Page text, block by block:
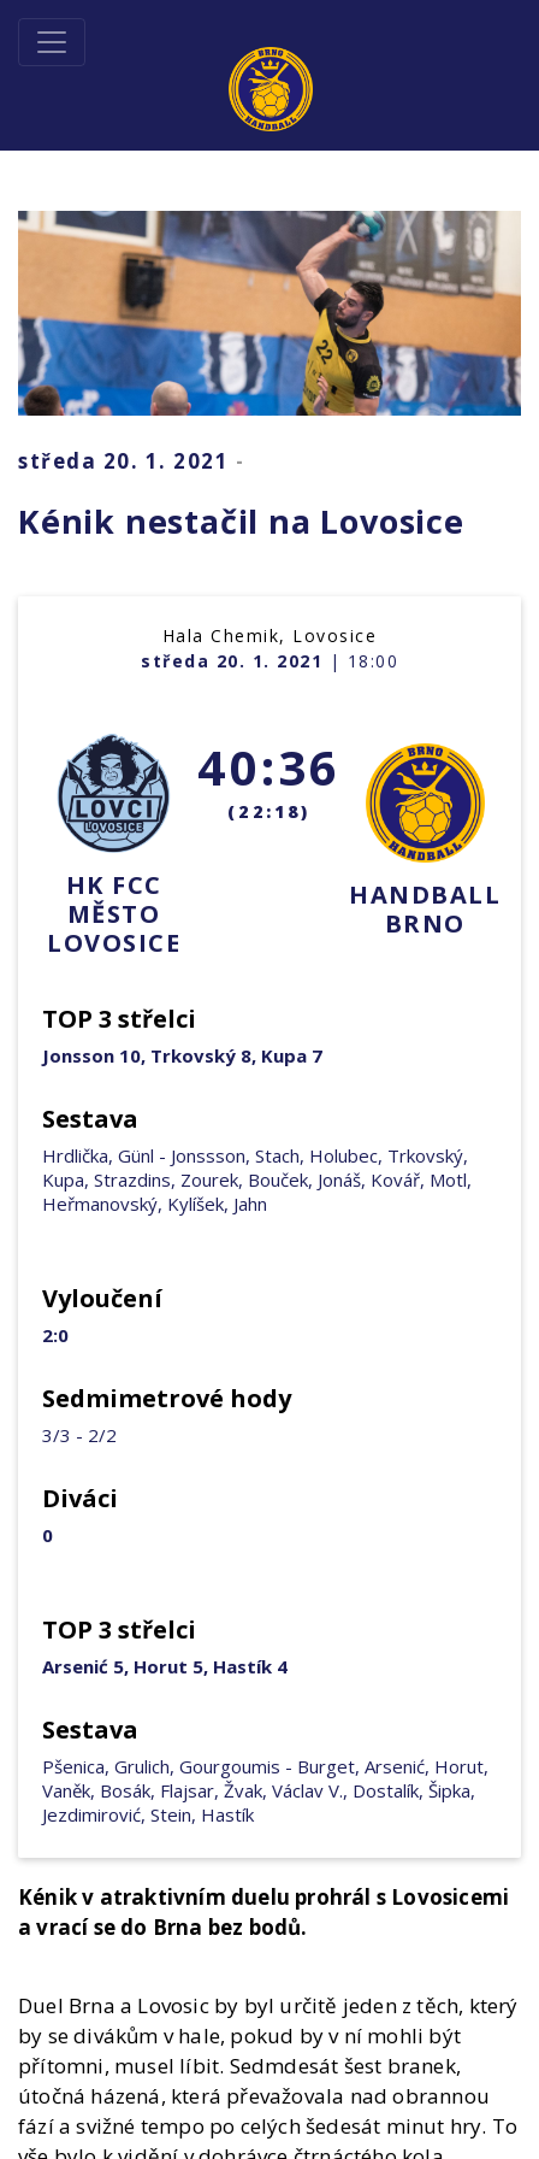
středa 20. 1. 2021 -
Kénik nestačil na Lovosice
Hala Chemik, Lovosice
středa 20. 1. 2021 | 18:00
HK FCC
MĚSTO
LOVOSICE
40:36
(22:18)
HANDBALL
BRNO
TOP 3 střelci
Jonsson 10, Trkovský 8, Kupa 7
Sestava
Hrdlička, Günl - Jonssson, Stach, Holubec, Trkovský,
Kupa, Strazdins, Zourek, Bouček, Jonáš, Kovář, Motl,
Heřmanovský, Kylíšek, Jahn
Vyloučení
2:0
Sedmimetrové hody
3/3 - 2/2
Diváci
0
TOP 3 střelci
Arsenić 5, Horut 5, Hastík 4
Sestava
Pšenica, Grulich, Gourgoumis - Burget, Arsenić, Horut,
Vaněk, Bosák, Flajsar, Žvak, Václav V., Dostalík, Šipka,
Jezdimirović, Stein, Hastík
Kénik v atraktivním duelu prohrál s Lovosicemi
a vrací se do Brna bez bodů.
Duel Brna a Lovosic by byl určitě jeden z těch, který
by se divákům v hale, pokud by v ní mohli být
přítomni, musel líbit. Sedmdesát šest branek,
útočná házená, která převažovala nad obrannou
fází a svižné tempo po celých šedesát minut hry. To